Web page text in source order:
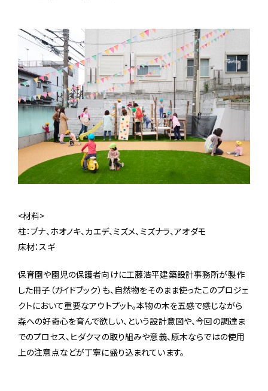
<材料>
柱：ブナ、ホオノキ、カエデ、ミズメ、ミズナラ、アオダモ
床材：スギ
保育園や園児の保護者向けに工藤浩平建築設計事務所が製作
した冊子（ガイドブック）も、自然物をそのまま使ったこのプロジェ
クトにおいて重要なアウトプット。本物の木を五感で感じながら
森への好奇心を育んで欲しい、という設計意図や、今回の調達ま
でのプロセス、ヒダクマの取り組みや意義、原木ならではの使用
上の注意点などが丁寧に盛り込まれています。